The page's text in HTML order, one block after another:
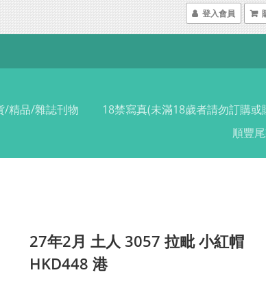
登入會員
/精品/雜誌刊物
18禁寫真(未滿18歲者請勿訂購或
順豐
27年2月 土人 3057 拉毗 小紅帽
HKD448 港